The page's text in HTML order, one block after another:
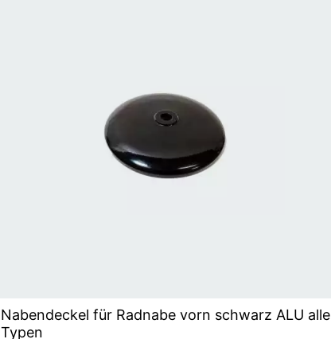
Nabendeckel für Radnabe vorn schwarz ALU alle
Typen